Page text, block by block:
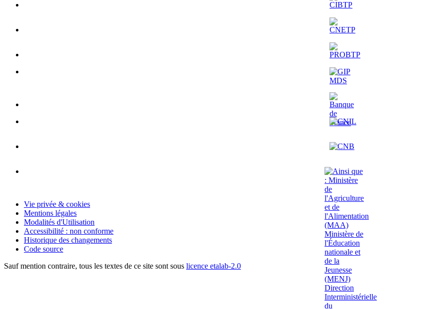
Vie privée & cookies
Mentions légales
Modalités d'Utilisation
Accessibilité : non conforme
Historique des changements
Code source
Sauf mention contraire, tous les textes de ce site sont sous licence etalab-2.0